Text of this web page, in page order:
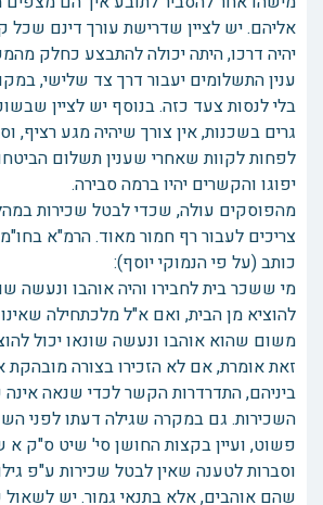
אליהם. יש לציין שדרישת עורך דינם
יהיה דרכו, היתה יכולה להתבצע כחלק
ענין התשלומים יעבור דרך צד שלישי,
בלי לנסות צעד כזה. בנוסף יש לציין
גרים בשכנות, אין צורך שיהיה מגע רציף,
לפחות לקוות שאחרי שענין תשלום
יפוגו והקשרים יהיו ברמה סבירה.
מהפוסקים עולה, שכדי לבטל שכירות
צריכים לעבור רף חמור מאוד. הרמ"א
כותב (על פי הנמוקי יוסף):
מי ששכר בית לחבירו והיה אוהבו ונעשה
להוציא מן הבית, ואם א"ל מלכתחילה
משום שהוא אוהבו ונעשה שונאו יכול
זאת אומרת, אם לא הזכירו בצורה מובהקת
ביניהם, התדרדרות הקשר לכדי שנאה
השכירות. גם במקרה שגילה דעתו לפני
פשוט, ועיין בקצות החושן סי' שיט ס"ק א
וסברות לטענה שאין לבטל שכירות ע"פ
שהם אוהבים, אלא בתנאי גמור. יש